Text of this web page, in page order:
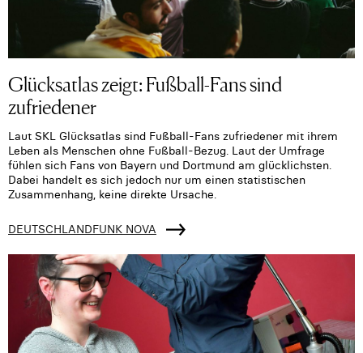
Glücksatlas zeigt: Fußball-Fans sind
zufriedener
Laut SKL Glücksatlas sind Fußball-Fans zufriedener mit ihrem
Leben als Menschen ohne Fußball-Bezug. Laut der Umfrage
fühlen sich Fans von Bayern und Dortmund am glücklichsten.
Dabei handelt es sich jedoch nur um einen statistischen
Zusammenhang, keine direkte Ursache.
DEUTSCHLANDFUNK NOVA